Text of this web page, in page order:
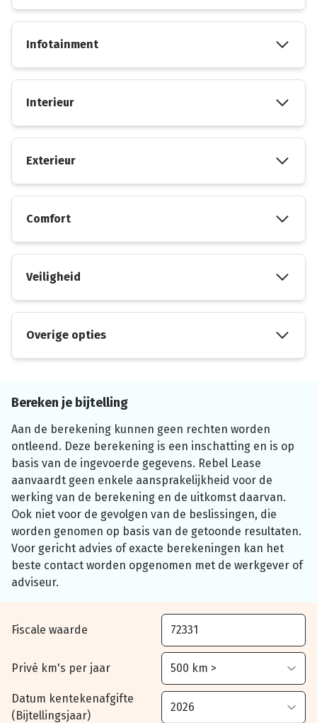
Infotainment
Interieur
Exterieur
Comfort
Veiligheid
Overige opties
Bereken je bijtelling
Aan de berekening kunnen geen rechten worden
ontleend. Deze berekening is een inschatting en is op
basis van de ingevoerde gegevens. Rebel Lease
aanvaardt geen enkele aansprakelijkheid voor de
werking van de berekening en de uitkomst daarvan.
Ook niet voor de gevolgen van de beslissingen, die
worden genomen op basis van de getoonde resultaten.
Voor gericht advies of exacte berekeningen kan het
beste contact worden opgenomen met de werkgever of
adviseur.
Fiscale waarde
Privé km's per jaar
Datum kentekenafgifte
(Bijtellingsjaar)